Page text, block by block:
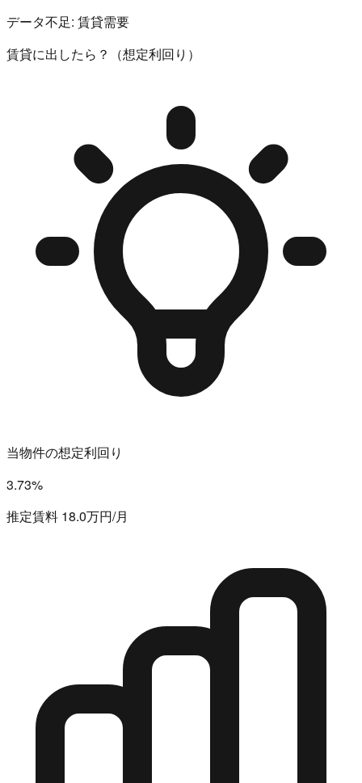
データ不足: 賃貸需要
賃貸に出したら？（想定利回り）
当物件の想定利回り
3.73%
推定賃料 18.0万円/月